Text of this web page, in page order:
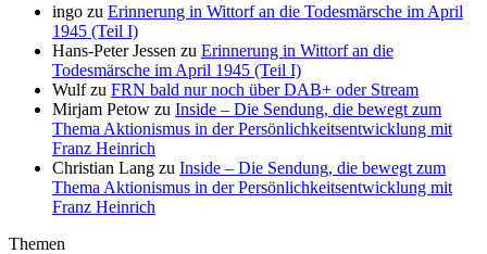
ingo zu Erinnerung in Wittorf an die Todesmärsche im April
1945 (Teil I)
Hans-Peter Jessen zu Erinnerung in Wittorf an die
Todesmärsche im April 1945 (Teil I)
Wulfzu FRN bald nur noch über DAB+ oder Stream
Mirjam Petow zu Inside – Die Sendung, die bewegt zum
Thema Aktionismus in der Persönlichkeitsentwicklung mit
Franz Heinrich
Christian Lang zu Inside – Die Sendung, die bewegt zum
Thema Aktionismus in der Persönlichkeitsentwicklung mit
Franz Heinrich
Themen